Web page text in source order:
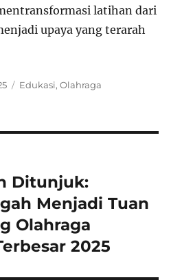
latihan dari
upaya yang terarah
Categories
Edukasi,Olahraga
Ditunjuk:
Menjadi Tuan
Olahraga
2025